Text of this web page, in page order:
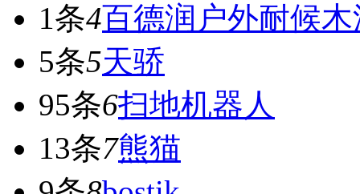
1条4百德润户外耐候木
5条5天骄
95条6扫地机器人
13条7熊猫